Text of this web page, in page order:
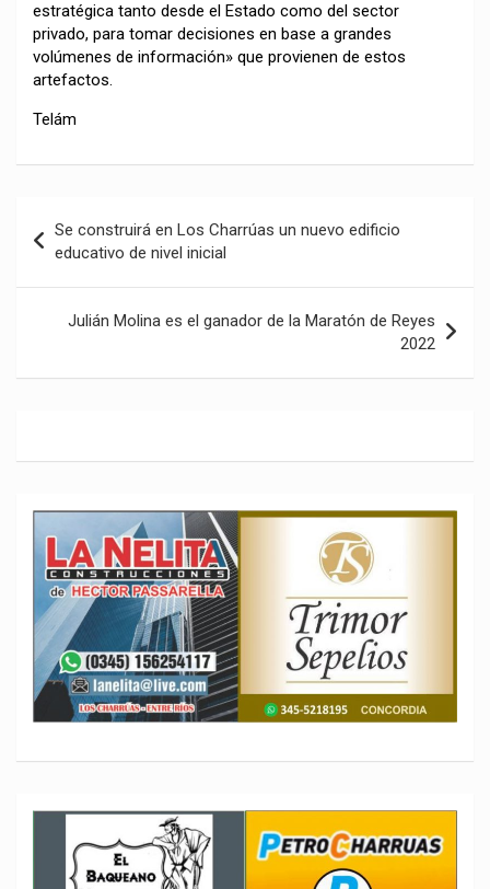
estratégica tanto desde el Estado como del sector
privado, para tomar decisiones en base a grandes
volúmenes de información» que provienen de estos
artefactos.
Telám
de
entradas
Se construirá en Los Charrúas un nuevo edificio
educativo de nivel inicial
Julián Molina es el ganador de la Maratón de Reyes
2022